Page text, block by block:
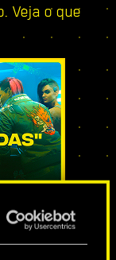
Veja o que